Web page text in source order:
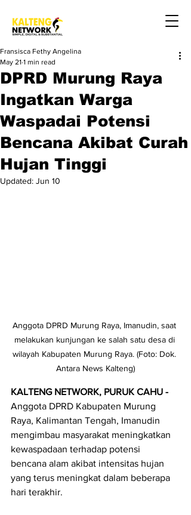
DPRD Murung Raya
Ingatkan Warga
Waspadai Potensi
Bencana Akibat Curah
Hujan Tinggi
Fransisca Fethy Angelina
May 21 1 min read
Updated: Jun 10
Anggota DPRD Murung Raya, Imanudin, saat
melakukan kunjungan ke salah satu desa di
wilayah Kabupaten Murung Raya. (Foto: Dok.
Antara News Kalteng)
KALTENG NETWORK, PURUK CAHU -
Anggota DPRD Kabupaten Murung
Raya, Kalimantan Tengah, Imanudin
mengimbau masyarakat meningkatkan
kewaspadaan terhadap potensi
bencana alam akibat intensitas hujan
yang terus meningkat dalam beberapa
hari terakhir.